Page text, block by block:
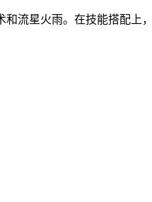
流星火雨。在技能搭配上